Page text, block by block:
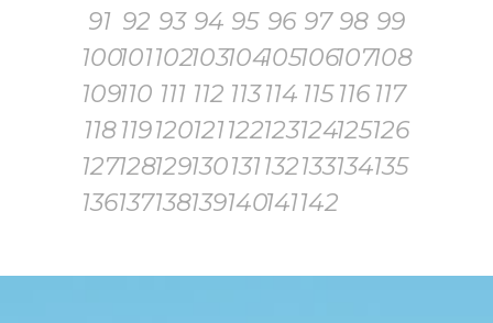
91 92 93 94 95 96 97 98 99
100101102103104105106107108
109110 111 112 113 114 115 116 117
118 119120121122123124125126
127128129130131132133134135
136137138139140141142